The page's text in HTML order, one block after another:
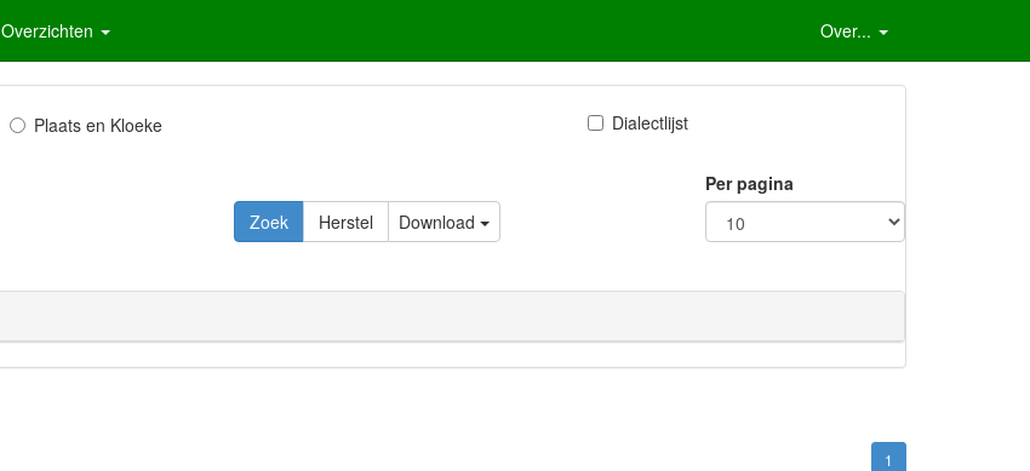
Overzichten Over...
Plaats en Kloeke Dialectlijst
Download
Per pagina
1